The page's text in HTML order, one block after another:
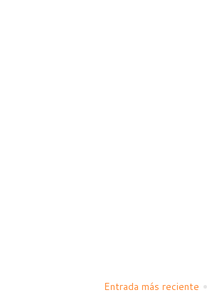
Entrada más reciente